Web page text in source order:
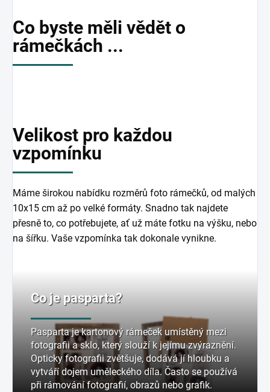
Co byste měli vědět o
rámečkách ...
Velikost pro každou
vzpomínku
Máme širokou nabídku rozměrů foto rámečků, od malých
10x15 cm až po velké formáty. Snadno tak najdete
přesně to, co potřebujete, ať už máte fotku na výšku, nebo
na šířku. Vaše vzpomínka tak dokonale vynikne.
Co je pasparta?
Pasparta je kartonový rámeček umístěný mezi
fotografii a sklo, který slouží k jejímu zvýraznění.
Opticky fotografii zvětšuje, dodává jí hloubku a
vytváří dojem uměleckého díla. Často se používá
při rámování fotografií, obrazů nebo grafik.